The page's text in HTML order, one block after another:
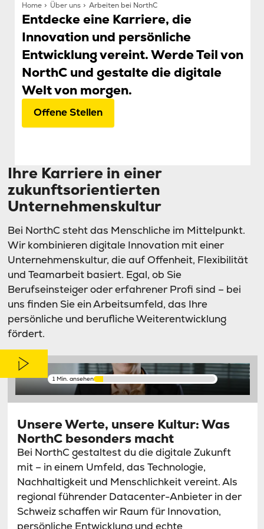
Home Über uns Arbeiten bei NorthC
Entdecke eine Karriere, die
Innovation und persönliche
Entwicklung vereint. Werde Teil von
NorthC und gestalte die digitale
Welt von morgen.
Offene Stellen
Ihre Karriere in einer
zukunftsorientierten
Unternehmenskultur
Bei NorthC steht das Menschliche im Mittelpunkt.
Wir kombinieren digitale Innovation mit einer
Unternehmenskultur, die auf Offenheit, Flexibilität
und Teamarbeit basiert. Egal, ob Sie
Berufseinsteiger oder erfahrener Profi sind – bei
uns finden Sie ein Arbeitsumfeld, das Ihre
persönliche und berufliche Weiterentwicklung
fördert.
1 Min. ansehen
Unsere Werte, unsere Kultur: Was
NorthC besonders macht
Bei NorthC gestaltest du die digitale Zukunft
mit – in einem Umfeld, das Technologie,
Nachhaltigkeit und Menschlichkeit vereint. Als
regional führender Datacenter-Anbieter in der
Schweiz schaffen wir Raum für Innovation,
persönliche Entwicklung und echte